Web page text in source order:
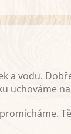
a vodu.
uchováme